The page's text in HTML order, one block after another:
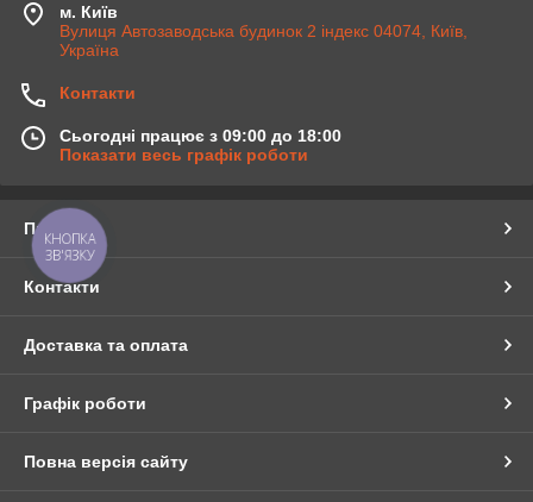
м. Київ
Вулиця Автозаводська будинок 2 індекс 04074, Київ,
Україна
Контакти
Сьогодні працює з 09:00 до 18:00
Показати весь графік роботи
Про нас
Контакти
Доставка та оплата
Графік роботи
Повна версія сайту
КНОПКА
ЗВ'ЯЗКУ